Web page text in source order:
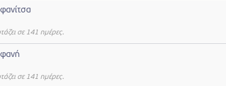
σε 141 ημέρες.
σε 141 ημέρες.